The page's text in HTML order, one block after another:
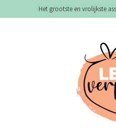
Het grootste en vrolijkste